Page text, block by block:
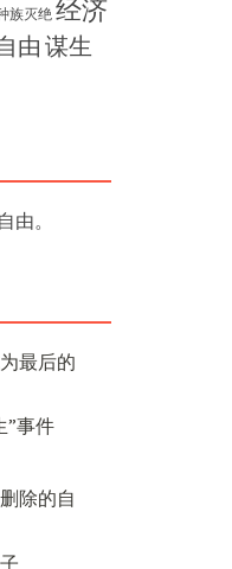
族灭绝 经济
由 谋生
。
最后的
”事件
除的自